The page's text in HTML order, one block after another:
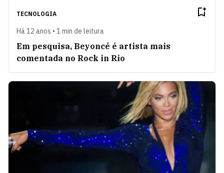
TECNOLOGIA
Há 12 anos • 1 min de leitura
Em pesquisa, Beyoncé é artista mais
comentada no Rock in Rio